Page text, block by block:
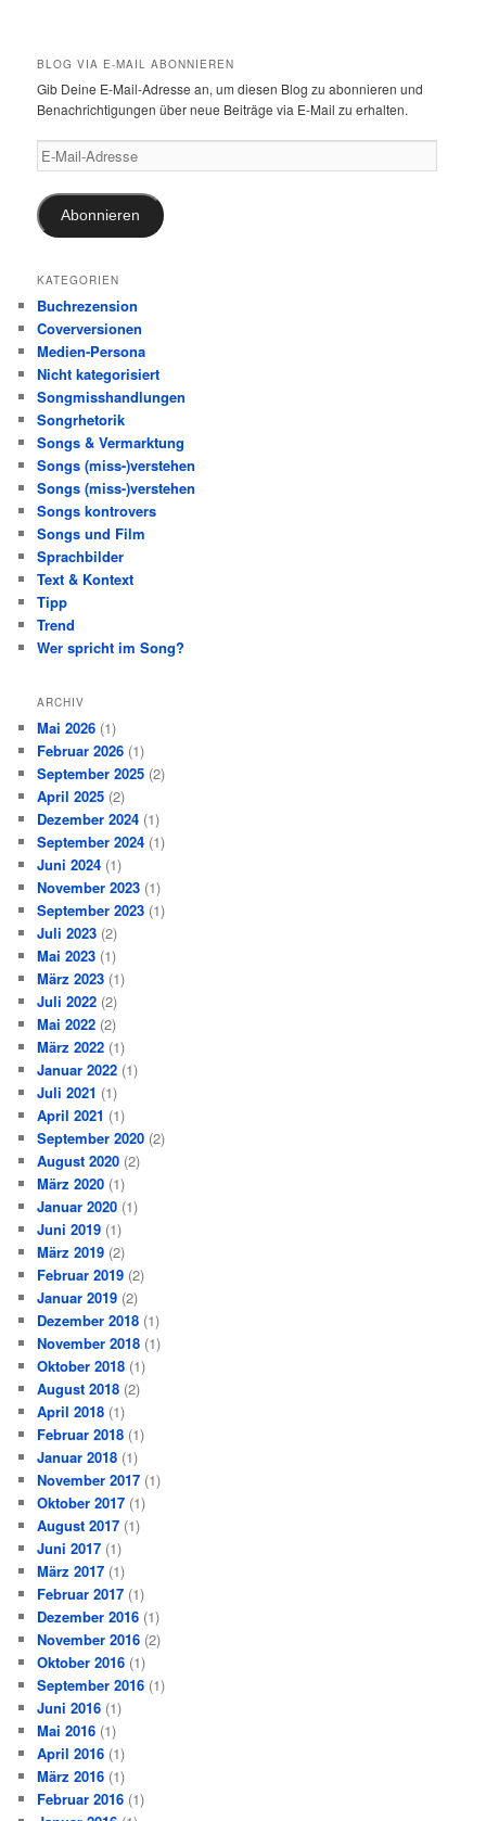
BLOG VIA E-MAIL ABONNIEREN
Gib Deine E-Mail-Adresse an, um diesen Blog zu abonnieren und
Benachrichtigungen über neue Beiträge via E-Mail zu erhalten.
E-
Mail-
Adresse
Abonnieren
KATEGORIEN
Buchrezension
Coverversionen
Medien-Persona
Nicht kategorisiert
Songmisshandlungen
Songrhetorik
Songs & Vermarktung
Songs (miss-)verstehen
Songs (miss-)verstehen
Songs kontrovers
Songs und Film
Sprachbilder
Text & Kontext
Tipp
Trend
Wer spricht im Song?
ARCHIV
Mai 2026 (1)
Februar 2026 (1)
September 2025 (2)
April 2025 (2)
Dezember 2024 (1)
September 2024 (1)
Juni 2024 (1)
November 2023 (1)
September 2023 (1)
Juli 2023 (2)
Mai 2023 (1)
März 2023 (1)
Juli 2022 (2)
Mai 2022 (2)
März 2022 (1)
Januar 2022 (1)
Juli 2021 (1)
April 2021 (1)
September 2020 (2)
August 2020 (2)
März 2020 (1)
Januar 2020 (1)
Juni 2019 (1)
März 2019 (2)
Februar 2019 (2)
Januar 2019 (2)
Dezember 2018 (1)
November 2018 (1)
Oktober 2018 (1)
August 2018 (2)
April 2018 (1)
Februar 2018 (1)
Januar 2018 (1)
November 2017 (1)
Oktober 2017 (1)
August 2017 (1)
Juni 2017 (1)
März 2017 (1)
Februar 2017 (1)
Dezember 2016 (1)
November 2016 (2)
Oktober 2016 (1)
September 2016 (1)
Juni 2016 (1)
Mai 2016 (1)
April 2016 (1)
März 2016 (1)
Februar 2016 (1)